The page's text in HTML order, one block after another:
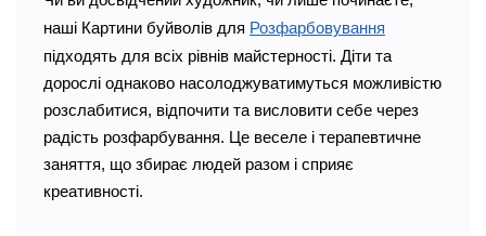
наші Картини буйволів для Розфарбовування
підходять для всіх рівнів майстерності. Діти та
дорослі однаково насолоджуватимуться можливістю
розслабитися, відпочити та висловити себе через
радість розфарбування. Це веселе і терапевтичне
заняття, що збирає людей разом і сприяє
креативності.